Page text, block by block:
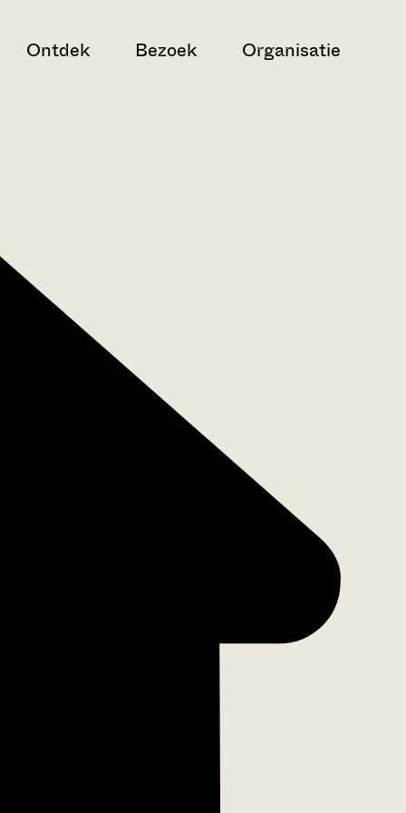
Ontdek Bezoek Organisatie